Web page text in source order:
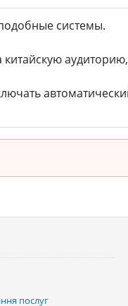
системы.
послуг